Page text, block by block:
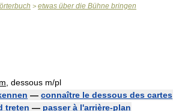
> etwas über die Bühne bringen
m , dessous m/pl
— connaître le dessous des cartes
treten — passer à l'arrière-plan